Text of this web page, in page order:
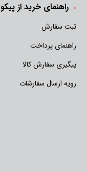
راهنمای خرید از پیکو
ثبت سفارش
راهنمای پرداخت
پیگیری سفارش کالا
رویه ارسال سفارشات